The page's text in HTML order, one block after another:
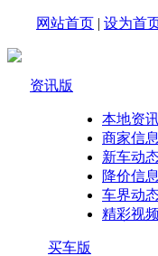
网站首页 | 设为首
资讯版
本地资
商家信息
新车动
降价信息
车界动
精彩视频
买车版